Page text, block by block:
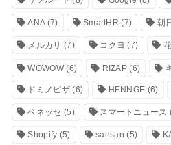
ANA(7) SmartHR (7) 朝
メルカリ (7) コクヨ (7)
WOWOW(6) RIZAP (6)
ドミノピザ(6) HENNGE (6)
ベネッセ (5) スマートニュース
Shopify (5) sansan (5)